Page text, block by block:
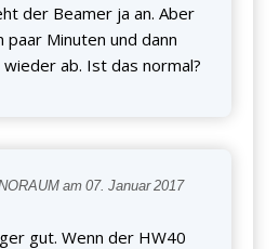
der Beamer ja an. Aber
paar Minuten und dann
ab. Ist das normal?
am 07. Januar 2017
gut. Wenn der HW40